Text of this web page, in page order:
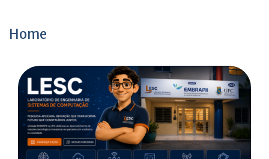
Home